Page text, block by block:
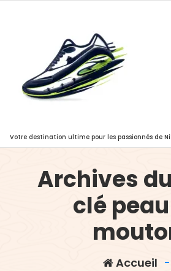
Votre destination ultime pour les passionnés de
Archives
clé
Accueil -